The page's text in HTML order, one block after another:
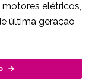
elétricos,
última geração